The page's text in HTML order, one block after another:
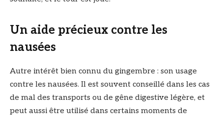
Un aide précieux contre les
nausées
Autre intérêt bien connu du gingembre : son usage
contre les nausées. Il est souvent conseillé dans les cas
de mal des transports ou de gêne digestive légère, et
peut aussi être utilisé dans certains moments de